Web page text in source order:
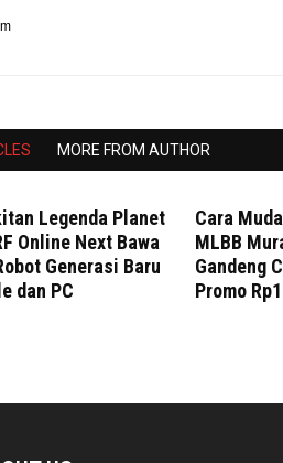
MORE FROM AUTHOR
Legenda Planet
Online Next Bawa
Generasi Baru
dan PC
Cara
MLBB
Gandeng
Promo Rp1